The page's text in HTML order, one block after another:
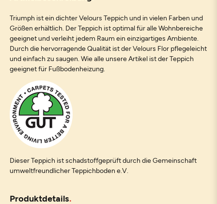
Triumph ist ein dichter Velours Teppich und in vielen Farben und
Größen erhältlich. Der Teppich ist optimal für alle Wohnbereiche
geeignet und verleiht jedem Raum ein einzigartiges Ambiente.
Durch die hervorragende Qualität ist der Velours Flor pflegeleicht
und einfach zu saugen. Wie alle unsere Artikel ist der Teppich
geeignet für Fußbodenheizung.
Dieser Teppich ist schadstoffgeprüft durch die Gemeinschaft
umweltfreundlicher Teppichboden e.V.
Produktdetails